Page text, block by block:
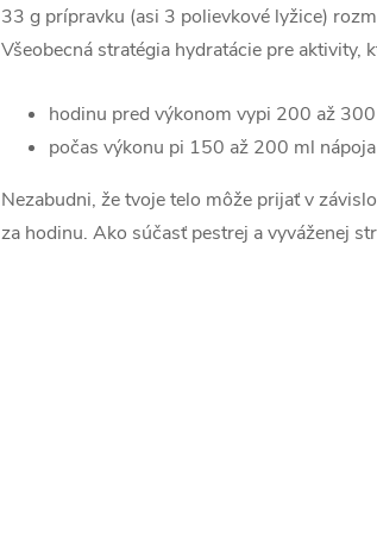
33 g prípravku (asi 3 polievkové lyžice)
Všeobecná stratégia hydratácie pre aktivity,
hodinu pred výkonom vypi 200 až
počas výkonu pi 150 až 200 ml
Nezabudni, že tvoje telo môže prijať v
za hodinu. Ako súčasť pestrej a vyváženej